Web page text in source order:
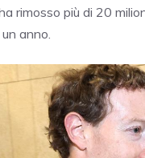
rimosso più di 20
anno.